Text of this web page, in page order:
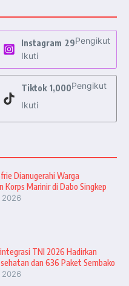
Instagram 29Pengikut
Ikuti
Tiktok 1,000Pengikut
Ikuti
Dianugerahi Warga
Korps Marinir di Dabo Singkep
TNI 2026 Hadirkan
dan 636 Paket Sembako